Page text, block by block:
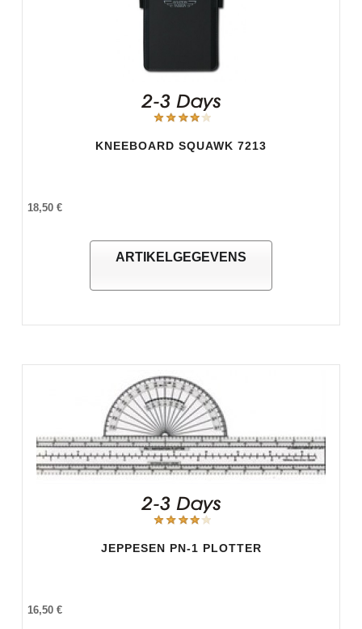
KNEEBOARD SQUAWK 7213
18,50 €
ARTIKELGEGEVENS
JEPPESEN PN-1 PLOTTER
16,50 €